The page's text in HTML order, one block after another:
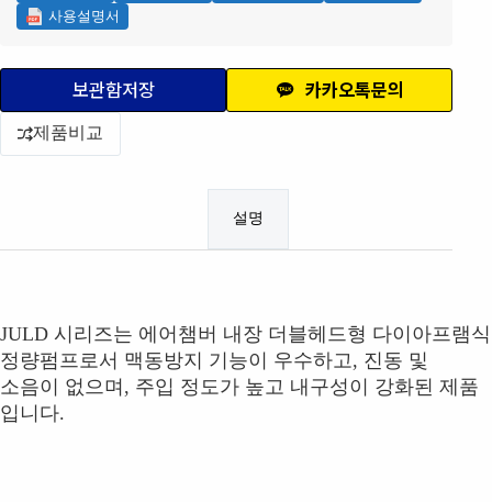
사용설명서
보관함저장 카카오톡문의
제품비교
설명
JULD 시리즈는 에어챔버 내장 더블헤드형 다이아프램식
정량펌프로서 맥동방지 기능이 우수하고, 진동 및
소음이 없으며, 주입 정도가 높고 내구성이 강화된 제품
입니다.